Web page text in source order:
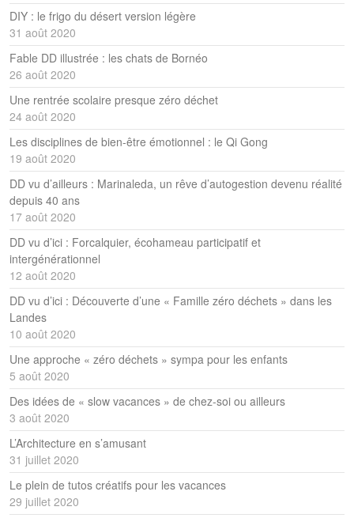
DIY : le frigo du désert version légère
31 août 2020
Fable DD illustrée : les chats de Bornéo
26 août 2020
Une rentrée scolaire presque zéro déchet
24 août 2020
Les disciplines de bien-être émotionnel : le Qi Gong
19 août 2020
DD vu d’ailleurs : Marinaleda, un rêve d’autogestion devenu réalité
depuis 40 ans
17 août 2020
DD vu d’ici : Forcalquier, écohameau participatif et
intergénérationnel
12 août 2020
DD vu d’ici : Découverte d’une « Famille zéro déchets » dans les
Landes
10 août 2020
Une approche « zéro déchets » sympa pour les enfants
5 août 2020
Des idées de « slow vacances » de chez-soi ou ailleurs
3 août 2020
L’Architecture en s’amusant
31 juillet 2020
Le plein de tutos créatifs pour les vacances
29 juillet 2020